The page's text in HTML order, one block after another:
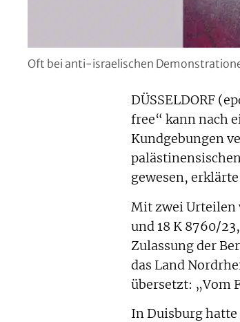
Oft bei anti-israelischen
DÜSSELDORF
free“ kann nach
Kundgebungen
gewesen,
Mit zwei Urteilen
und 18 K 8760/
Zulassung der
das Land
übersetzt: „Vom
In Duisburg